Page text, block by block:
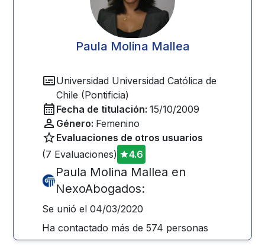
Paula Molina Mallea
Universidad Universidad Católica de
Chile (Pontificia)
Fecha de titulación: 15/10/2009
Género: Femenino
Evaluaciones de otros usuarios
(7 Evaluaciones) 4.6
Paula Molina Mallea en
NexoAbogados:
Se unió el 04/03/2020
Ha contactado más de574 personas